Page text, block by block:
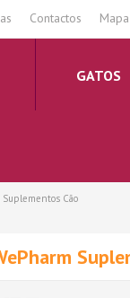
Contactos
GATOS
Suplementos Cão